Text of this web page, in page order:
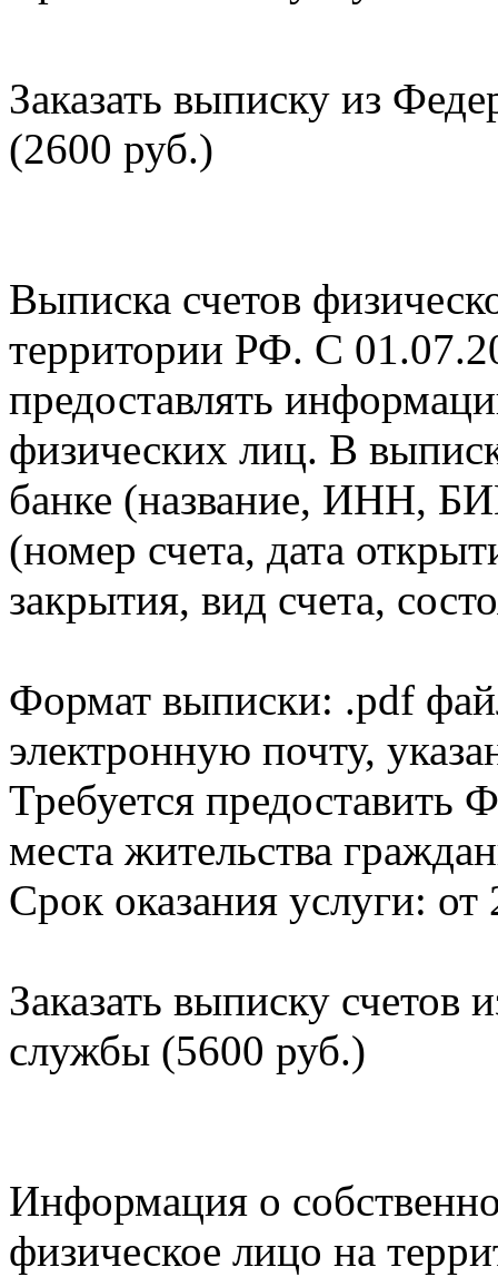
Заказать выписку из
(2600 руб.)
Выписка счетов
территории РФ. С
предоставлять
физических лиц. В
банке (название, ИНН,
(номер счета, дата
закрытия, вид счета,
Формат выписки: .pdf
электронную почту,
Требуется
места жительства
Срок оказания услуги: от
Заказать выписку счетов
службы (5600 руб.)
Информация о
физическое лицо на